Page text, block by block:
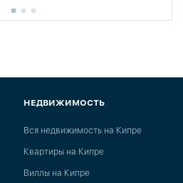
НЕДВИЖИМОСТЬ
Вся недвижимость на Кипре
Квартиры на Кипре
Виллы на Кипре